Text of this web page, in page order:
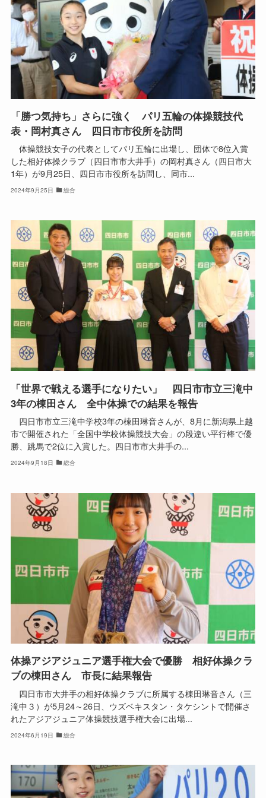
「勝つ気持ち」さらに強く パリ五輪の体操競技代
表・岡村真さん 四日市市役所を訪問
体操競技女子の代表としてパリ五輪に出場し、団体で8位入賞
した相好体操クラブ（四日市市大井手）の岡村真さん（四日市大
1年）が9月25日、四日市市役所を訪問し、同市...
2024年9月25日 総合
「世界で戦える選手になりたい」 四日市市立三滝中
3年の棟田さん 全中体操での結果を報告
四日市市立三滝中学校3年の棟田琳音さんが、8月に新潟県上越
市で開催された「全国中学校体操競技大会」の段違い平行棒で優
勝、跳馬で2位に入賞した。四日市市大井手の...
2024年9月18日 総合
体操アジアジュニア選手権大会で優勝 相好体操クラ
ブの棟田さん 市長に結果報告
四日市市大井手の相好体操クラブに所属する棟田琳音さん（三
滝中３）が5月24～26日、ウズベキスタン・タケシントで開催さ
れたアジアジュニア体操競技選手権大会に出場...
2024年6月19日 総合